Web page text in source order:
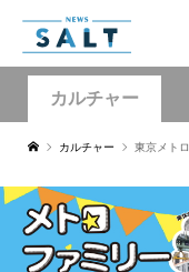
カルチャー
カルチャー 東京メト